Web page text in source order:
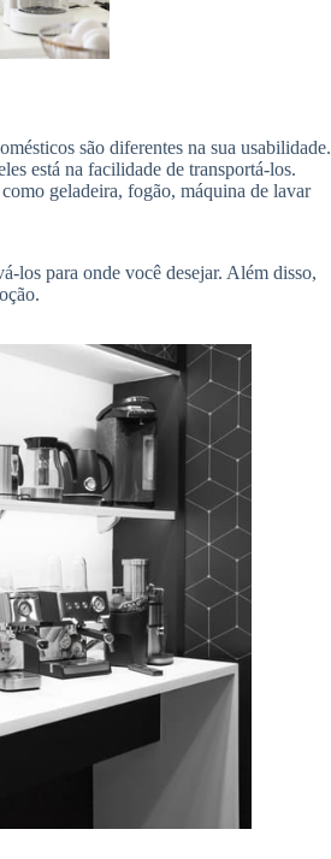
são diferentes na sua usabilidade.
está na facilidade de transportá-los.
geladeira, fogão, máquina de lavar
los para onde você desejar. Além disso,